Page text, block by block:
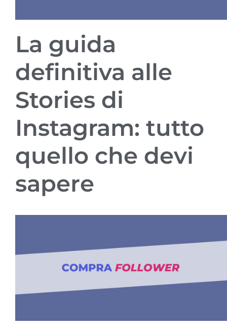
La guida
definitiva alle
Stories di
Instagram: tutto
quello che devi
sapere